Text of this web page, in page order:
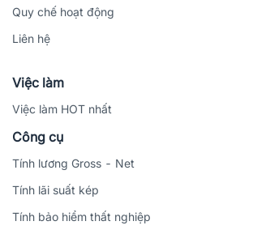
Quy chế hoạt động
Liên hệ
Việc làm
Việc làm HOT nhất
Công cụ
Tính lương Gross - Net
Tính lãi suất kép
Tính bảo hiểm thất nghiệp